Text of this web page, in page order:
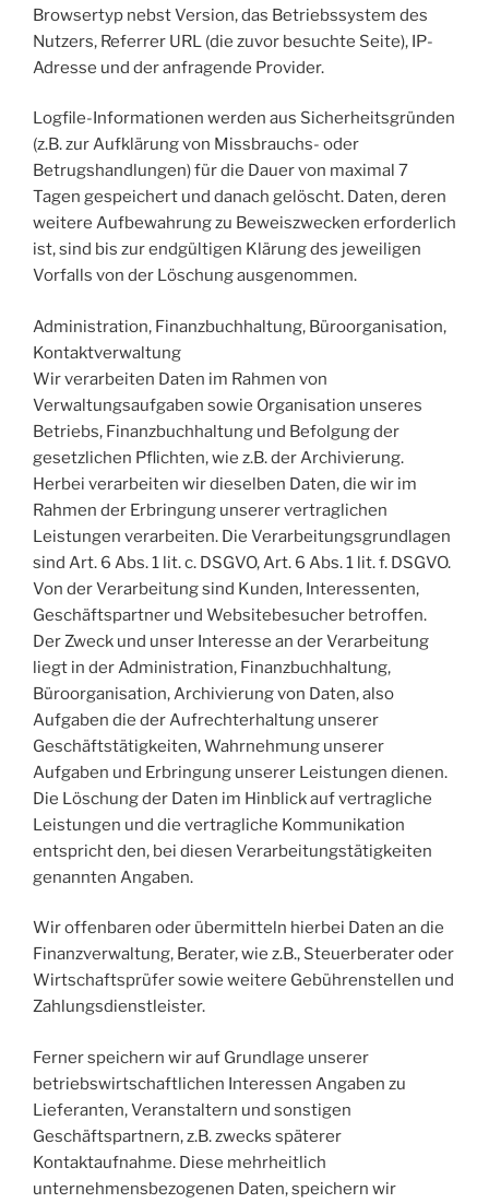
Browsertyp nebst Version, das Betriebssystem des
Nutzers, Referrer URL (die zuvor besuchte Seite), IP-
Adresse und der anfragende Provider.
Logfile-Informationen werden aus Sicherheitsgründen
(z.B. zur Aufklärung von Missbrauchs- oder
Betrugshandlungen) für die Dauer von maximal 7
Tagen gespeichert und danach gelöscht. Daten, deren
weitere Aufbewahrung zu Beweiszwecken erforderlich
ist, sind bis zur endgültigen Klärung des jeweiligen
Vorfalls von der Löschung ausgenommen.
Administration, Finanzbuchhaltung, Büroorganisation,
Kontaktverwaltung
Wir verarbeiten Daten im Rahmen von
Verwaltungsaufgaben sowie Organisation unseres
Betriebs, Finanzbuchhaltung und Befolgung der
gesetzlichen Pflichten, wie z.B. der Archivierung.
Herbei verarbeiten wir dieselben Daten, die wir im
Rahmen der Erbringung unserer vertraglichen
Leistungen verarbeiten. Die Verarbeitungsgrundlagen
sind Art. 6 Abs. 1 lit. c. DSGVO, Art. 6 Abs. 1 lit. f. DSGVO.
Von der Verarbeitung sind Kunden, Interessenten,
Geschäftspartner und Websitebesucher betroffen.
Der Zweck und unser Interesse an der Verarbeitung
liegt in der Administration, Finanzbuchhaltung,
Büroorganisation, Archivierung von Daten, also
Aufgaben die der Aufrechterhaltung unserer
Geschäftstätigkeiten, Wahrnehmung unserer
Aufgaben und Erbringung unserer Leistungen dienen.
Die Löschung der Daten im Hinblick auf vertragliche
Leistungen und die vertragliche Kommunikation
entspricht den, bei diesen Verarbeitungstätigkeiten
genannten Angaben.
Wir offenbaren oder übermitteln hierbei Daten an die
Finanzverwaltung, Berater, wie z.B., Steuerberater oder
Wirtschaftsprüfer sowie weitere Gebührenstellen und
Zahlungsdienstleister.
Ferner speichern wir auf Grundlage unserer
betriebswirtschaftlichen Interessen Angaben zu
Lieferanten, Veranstaltern und sonstigen
Geschäftspartnern, z.B. zwecks späterer
Kontaktaufnahme. Diese mehrheitlich
unternehmensbezogenen Daten, speichern wir